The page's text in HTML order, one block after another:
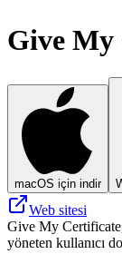
Give
macOS için indir
Web sitesi
Give My
yöneten kullanıcı